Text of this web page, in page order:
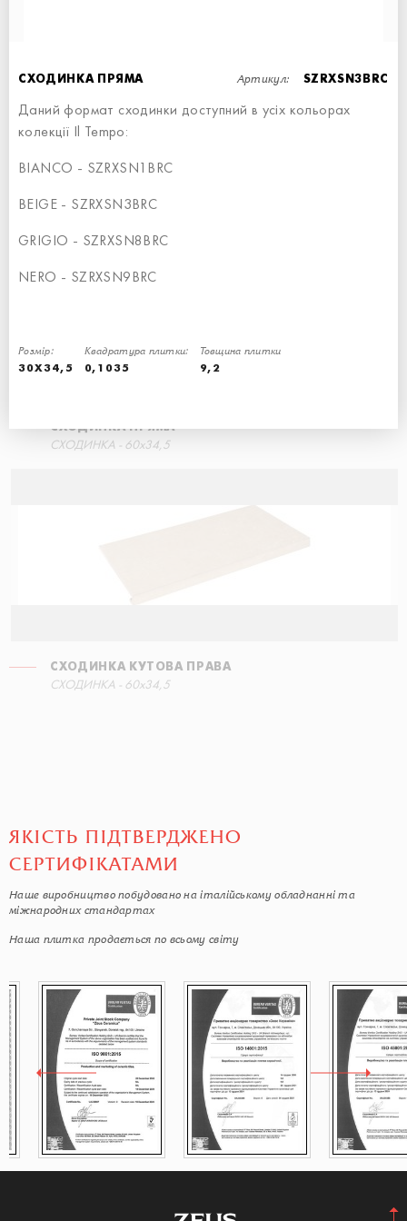
СХОДИНКА ПРЯМА Артикул: SZRXSN3BRC
Даний формат сходинки доступний в усіх кольорах
колекції Il Tempo:
BIANCO - SZRXSN1BRC
BEIGE - SZRXSN3BRC
GRIGIO - SZRXSN8BRC
NERO - SZRXSN9BRC
Розмір:
30X34,5
Квадратура плитки:
0,1035
Товщина плитки
9,2
СХОДИНКА - 60x34,5
СХОДИНКА ПРЯМА
СХОДИНКА - 60x34,5
СХОДИНКА КУТОВА ПРАВА
СХОДИНКА - 60x34,5
ЯКІСТЬ ПІДТВЕРДЖЕНО
СЕРТИФІКАТАМИ
Наше виробництво побудовано на італійському обладнанні та
міжнародних стандартах
Наша плитка продається по всьому світу